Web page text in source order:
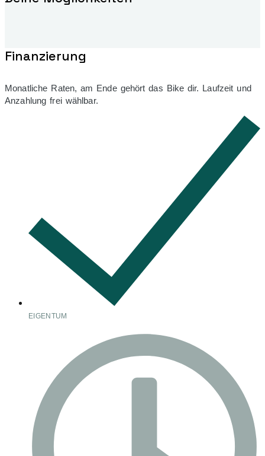
Finanzierung
Monatliche Raten, am Ende gehört das Bike dir. Laufzeit und
Anzahlung frei wählbar.
EIGENTUM